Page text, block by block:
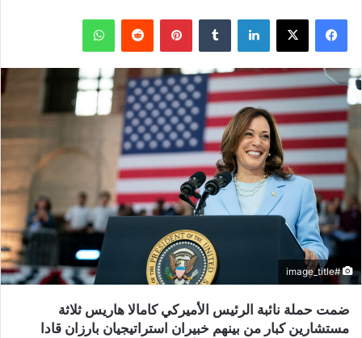
فيسبوك X لينكدإن بينتيريست واتساب
#image_title
ضمت حملة نائبة الرئيس الأميركي كامالا هاريس ثلاثة
مستشارين كبار من بينهم خبيران استراتيجيان بارزان قادا